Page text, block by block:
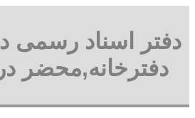
دفتر اسناد رسمی
دفترخانه,محضر